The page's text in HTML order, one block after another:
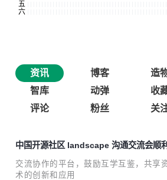
资讯 博客
造
智库
动弹
收
评论
粉丝 关
中国开源社区 landscape 沟通交流会顺利
交流协作的平台，鼓励互学互鉴，共享
术的创新和应用